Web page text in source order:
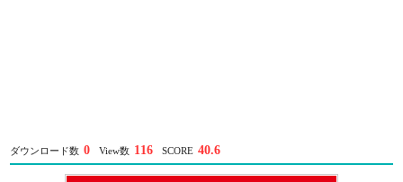
ダウンロード数 0 View数 116 SCORE 40.6